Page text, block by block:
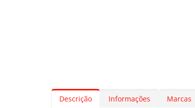
Descrição Informações Marcas